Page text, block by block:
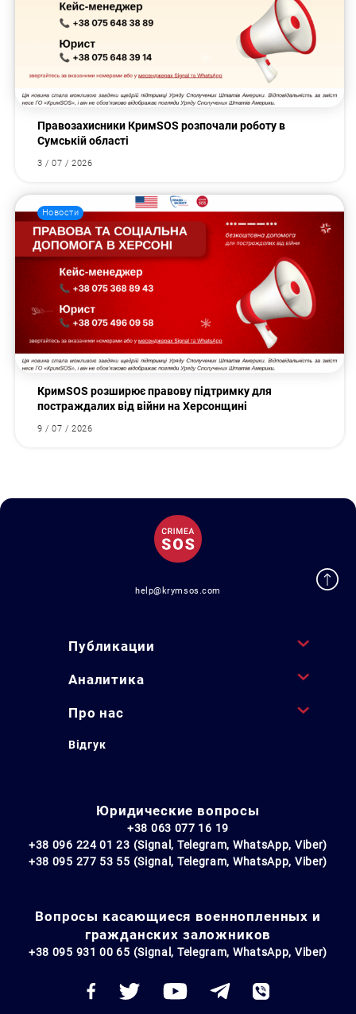
Правозахисники КримSOS розпочали роботу в
Сумській області
3 / 07 / 2026
Новости
КримSOS розширює правову підтримку для
постраждалих від війни на Херсонщині
9 / 07 / 2026
help@krymsos.com
Публикации
Аналитика
Про нас
Відгук
Юридические вопросы
+38 063 077 16 19
+38 096 224 01 23 (Signal, Telegram, WhatsApp, Viber)
+38 095 277 53 55 (Signal, Telegram, WhatsApp, Viber)
Вопросы касающиеся военнопленных и
гражданских заложников
+38 095 931 00 65 (Signal, Telegram, WhatsApp, Viber)